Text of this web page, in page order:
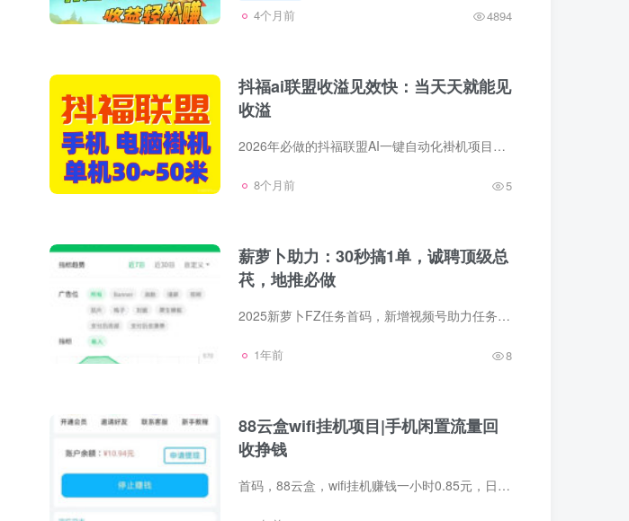
4个月前 4894
抖福ai联盟收溢见效快：当天天就能见
收溢
2026年必做的抖福联盟AI一键自动化褂机项目，本团队已稳定运营6年，所有细节和风控都已完全掌握，有问题可随时解决。项目玩法简単：一部手机即可，AI自动批量操作，无需人工值守，每天只需花少...
8个月前 5
薪萝卜助力：30秒搞1单，诚聘顶级总
䒫，地推必做
2025新萝卜FZ任务首码，新增视频号助力任务，30秒搞1单，地推必做，注册即是一级总代理，全平台最高价 永久0抽！是可以自由的接单赚米的平台，现在每天早上开始放单，小伙伴们在这里可以每天随...
1年前 8
88云盒wifi挂机项目|手机闲置流量回
收挣钱
首码，88云盒，wifi挂机赚钱一小时0.85元，日入20.4元，月入612元推广二代佣金奖励提成一代50%佣金奖励提成二代30%佣金奖励提成直推50人升级v6享受每日平台收益40%芬红满5元即可提米